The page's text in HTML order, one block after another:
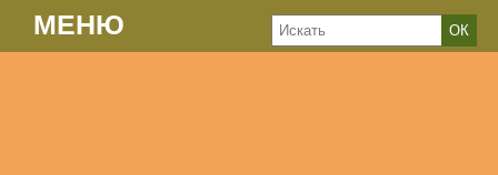
МЕНЮ